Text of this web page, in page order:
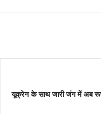
यूक्रेन के साथ जारी जंग में अब